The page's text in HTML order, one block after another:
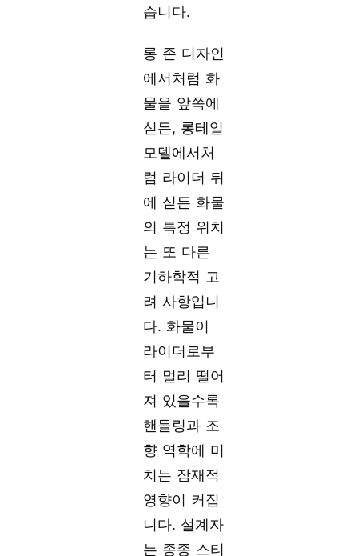
습니다.
롱 존 디자인
에서처럼 화
물을 앞쪽에
싣든, 롱테일
모델에서처
럼 라이더 뒤
에 싣든 화물
의 특정 위치
는 또 다른
기하학적 고
려 사항입니
다. 화물이
라이더로부
터 멀리 떨어
져 있을수록
핸들링과 조
향 역학에 미
치는 잠재적
영향이 커집
니다. 설계자
는 종종 스티